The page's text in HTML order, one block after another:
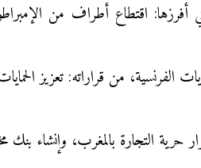
اقتطاع أطراف من
الفرنسية، من قراراته: تعزيز
حرية التجارة بالمغرب، وإنشاء بنك